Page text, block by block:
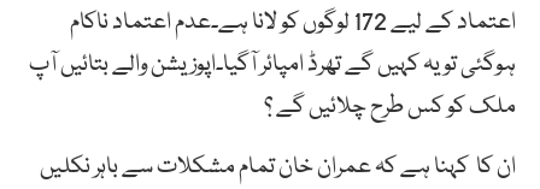
اعتماد کے لیے 172 لوگوں کو لانا ہے۔عدم اعتماد ناکام
ہوگئی تو یہ کہیں گے تھرڈ امپائر آگیا۔اپوزیشن والے بتائیں آپ
ملک کو کس طرح چلائیں گے ؟
ان کا کہنا ہے کہ عمران خان تمام مشکلات سے باہر نکلیں